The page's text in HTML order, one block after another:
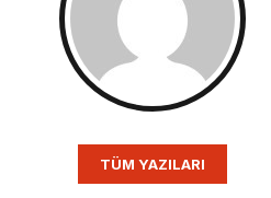
TÜM YAZILARI